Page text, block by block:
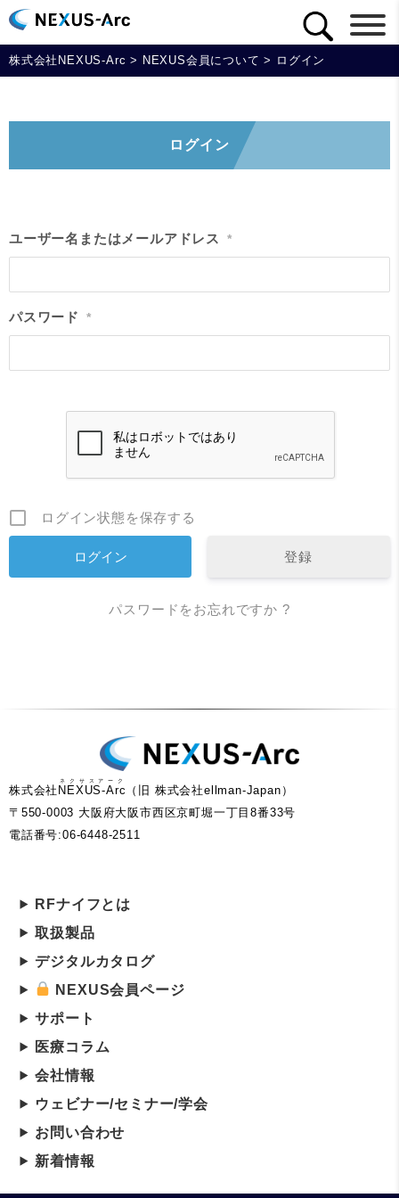
株式会社NEXUS-Arc > NEXUS会員について > ログイン
ログイン
ユーザー名またはメールアドレス *
パスワード *
ログイン状態を保存する
登録
パスワードをお忘れですか ?
株式会社 NEXUS-Arc
ネクサスアーク
（旧 株式会社ellman-Japan）
〒550-0003 大阪府大阪市西区京町堀一丁目8番33号
電話番号:06-6448-2511
RFナイフとは
取扱製品
デジタルカタログ
NEXUS会員ページ
サポート
医療コラム
会社情報
ウェビナー/セミナー/学会
お問い合わせ
新着情報